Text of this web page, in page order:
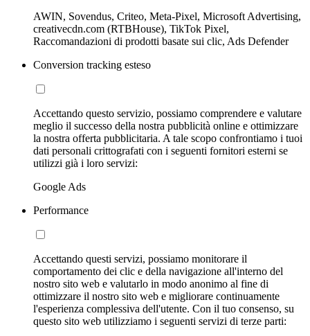
AWIN, Sovendus, Criteo, Meta-Pixel, Microsoft Advertising,
creativecdn.com (RTBHouse), TikTok Pixel,
Raccomandazioni di prodotti basate sui clic, Ads Defender
Conversion tracking esteso
Accettando questo servizio, possiamo comprendere e valutare
meglio il successo della nostra pubblicità online e ottimizzare
la nostra offerta pubblicitaria. A tale scopo confrontiamo i tuoi
dati personali crittografati con i seguenti fornitori esterni se
utilizzi già i loro servizi:
Google Ads
Performance
Accettando questi servizi, possiamo monitorare il
comportamento dei clic e della navigazione all'interno del
nostro sito web e valutarlo in modo anonimo al fine di
ottimizzare il nostro sito web e migliorare continuamente
l'esperienza complessiva dell'utente. Con il tuo consenso, su
questo sito web utilizziamo i seguenti servizi di terze parti: